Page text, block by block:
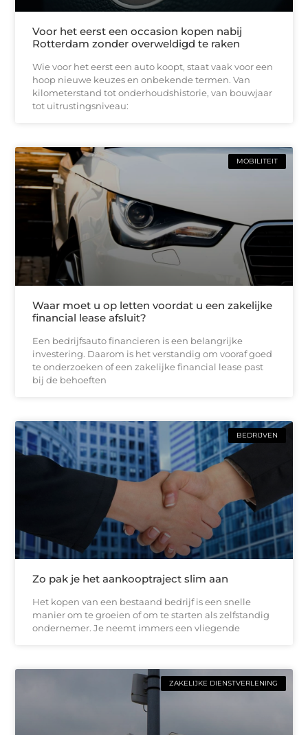
Voor het eerst een occasion kopen nabij
Rotterdam zonder overweldigd te raken
Wie voor het eerst een auto koopt, staat vaak voor een
hoop nieuwe keuzes en onbekende termen. Van
kilometerstand tot onderhoudshistorie, van bouwjaar
tot uitrustingsniveau:
MOBILITEIT
Waar moet u op letten voordat u een zakelijke
financial lease afsluit?
Een bedrijfsauto financieren is een belangrijke
investering. Daarom is het verstandig om vooraf goed
te onderzoeken of een zakelijke financial lease past
bij de behoeften
BEDRIJVEN
Zo pak je het aankooptraject slim aan
Het kopen van een bestaand bedrijf is een snelle
manier om te groeien of om te starten als zelfstandig
ondernemer. Je neemt immers een vliegende
ZAKELIJKE DIENSTVERLENING